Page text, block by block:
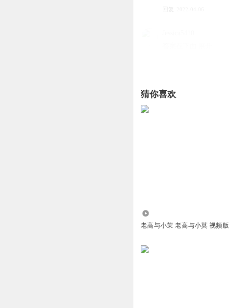
回复
三个玩笑？
猜你喜欢
老高与小茉 老高与小莫 视频版